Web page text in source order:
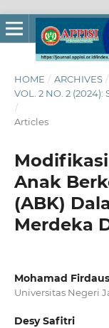
HOME / ARCHIVES /
VOL. 2 NO. 2
/
Articles
Anak
(ABK)
Merdeka
Mohamad
Universitas Negeri
Desy Safitri